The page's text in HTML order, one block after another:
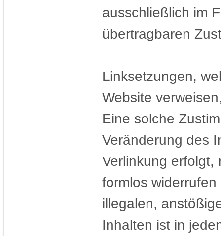
ausschließlich im
übertragbaren
Linksetzungen,
Website
Eine solche
Veränderung des
Verlinkung erfolgt,
formlos
illegalen,
Inhalten ist in